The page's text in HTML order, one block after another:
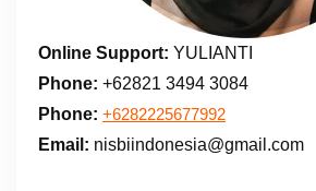
Online Support: YULIANTI
Phone: +62821 3494 3084
Phone: +6282225677992
Email: nisbiindonesia@gmail.com